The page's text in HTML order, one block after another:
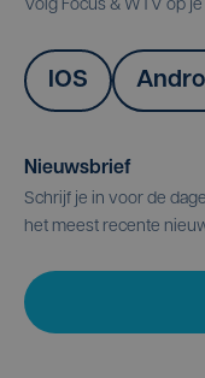
Volg Focus & WTV op
IOS
Nieuwsbrief
Schrijf je in voor de
het meest recente